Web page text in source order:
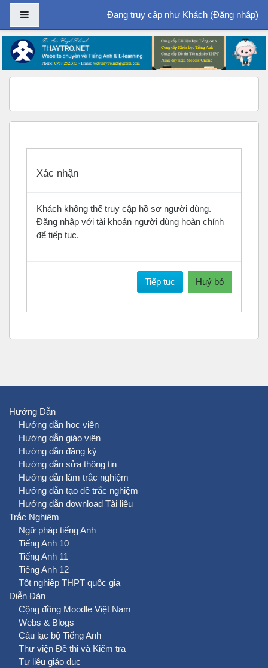
Chuyển tới nội dung chính
Bảng điều khiển cạnhĐang truy cập như Khách (Đăng nhập)
Xác nhận
Khách không thể truy cập hồ sơ người dùng.
Đăng nhập với tài khoản người dùng hoàn chỉnh
để tiếp tục.
Tiếp tục Huỷ bỏ
Hướng Dẫn
Hướng dẫn học viên
Hướng dẫn giáo viên
Hướng dẫn đăng ký
Hướng dẫn sửa thông tin
Hướng dẫn làm trắc nghiệm
Hướng dẫn tạo đề trắc nghiệm
Hướng dẫn download Tài liệu
Trắc Nghiệm
Ngữ pháp tiếng Anh
Tiếng Anh 10
Tiếng Anh 11
Tiếng Anh 12
Tốt nghiệp THPT quốc gia
Diễn Đàn
Cộng đồng Moodle Việt Nam
Webs & Blogs
Câu lạc bộ Tiếng Anh
Thư viện Đề thi và Kiểm tra
Tư liệu giáo dục